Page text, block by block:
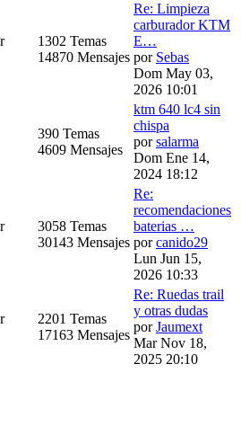
1302 Temas
14870 Mensajes
Re: Limpieza
carburador KTM
E…
por Sebas
Dom May 03,
2026 10:01
390 Temas
4609 Mensajes
ktm 640 lc4 sin
chispa
porsalarma
Dom Ene 14,
2024 18:12
3058 Temas
30143 Mensajes
Re:
recomendaciones
baterias …
porcanido29
Lun Jun 15,
2026 10:33
2201 Temas
17163 Mensajes
Re: Ruedas trail
y otras dudas
porJaumext
Mar Nov 18,
2025 20:10